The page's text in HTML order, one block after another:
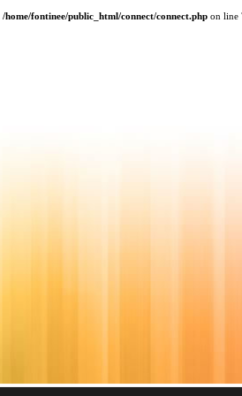
/home/fontinee/public_html/connect/connect.php on line